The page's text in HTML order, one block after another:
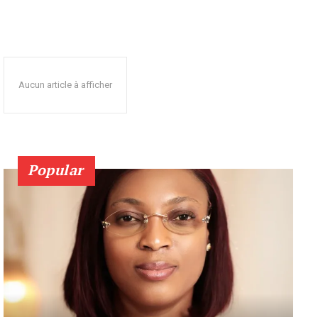
Aucun article à afficher
Popular